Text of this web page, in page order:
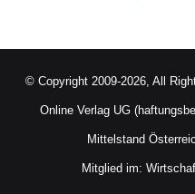
© Copyright 2009-2026, All
Online Verlag UG
Mittelstand
Mitglied im: